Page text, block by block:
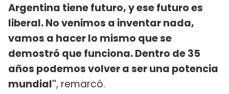
Argentina tiene futuro, y ese futuro es
liberal. No venimos a inventar nada,
vamos a hacer lo mismo que se
demostró que funciona. Dentro de 35
años podemos volver a ser una potencia
mundial", remarcó.